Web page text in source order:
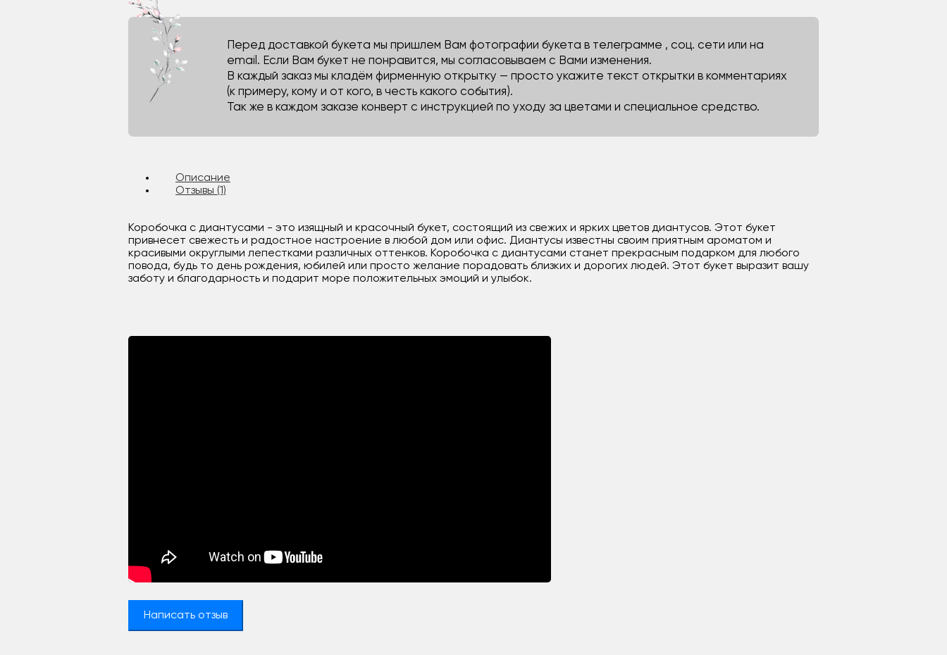
Перед доставкой букета мы пришлем Вам фотографии букета в телеграмме , соц. сети или на
email. Если Вам букет не понравится, мы согласовываем с Вами изменения.
В каждый заказ мы кладём фирменную открытку — просто укажите текст открытки в комментариях
(к примеру, кому и от кого, в честь какого события).
Так же в каждом заказе конверт с инструкцией по уходу за цветами и специальное средство.
Описание
Отзывы (1)
Коробочка с диантусами - это изящный и красочный букет, состоящий из свежих и ярких цветов диантусов. Этот букет
привнесет свежесть и радостное настроение в любой дом или офис. Диантусы известны своим приятным ароматом и
красивыми округлыми лепестками различных оттенков. Коробочка с диантусами станет прекрасным подарком для любого
повода, будь то день рождения, юбилей или просто желание порадовать близких и дорогих людей. Этот букет выразит вашу
заботу и благодарность и подарит море положительных эмоций и улыбок.
Написать отзыв